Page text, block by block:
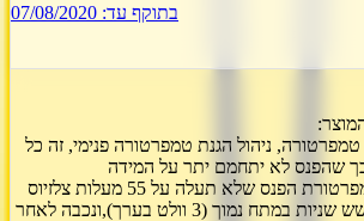
בתוקף עד: 07/08/2020
טמפרטורה, ניהול הגנת טמפרטורה פנימי, זה כל
שהפנס לא יתחמם יתר על המידה
שלא תעלה על 55 מעלות צלזיוס
● מהבהב פעם אחת לשש שניות במתח נמוך (3 וולט בערך),ונכבה לאחר